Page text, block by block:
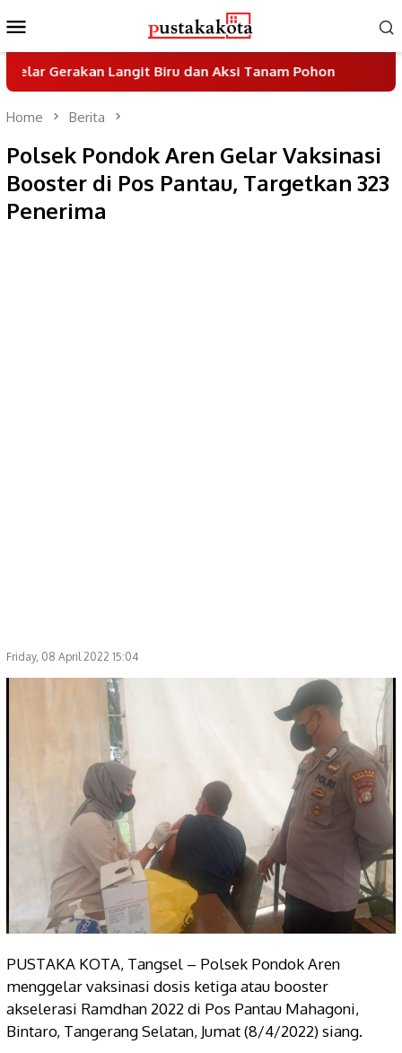
to
contentMenu
Langit Biru dan Aksi Tanam Pohon Sayembara
Home Berita
Polsek Pondok Aren Gelar Vaksinasi
Booster di Pos Pantau, Targetkan 323
Penerima
Friday, 08 April 2022 15:04
PUSTAKA KOTA, Tangsel – Polsek Pondok Aren
menggelar vaksinasi dosis ketiga atau booster
akselerasi Ramdhan 2022 di Pos Pantau Mahagoni,
Bintaro, Tangerang Selatan, Jumat (8/4/2022) siang.